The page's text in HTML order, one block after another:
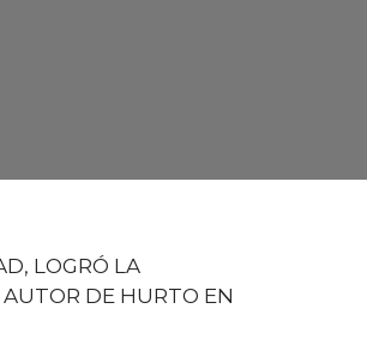
LOGRÓ LA
DE HURTO EN